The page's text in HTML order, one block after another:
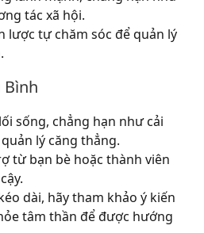
tác xã hội.
lược tự chăm sóc để quản lý
Bình
sống, chẳng hạn như cải
lý căng thẳng.
từ bạn bè hoặc thành viên
dài, hãy tham khảo ý kiến
tâm thần để được hướng